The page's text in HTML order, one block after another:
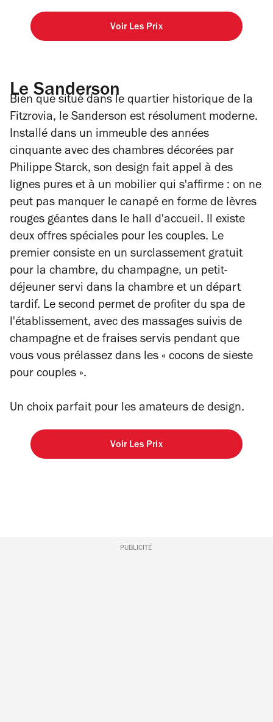
Voir Les Prix
Le Sanderson
Bien que situé dans le quartier historique de la
Fitzrovia, le Sanderson est résolument moderne.
Installé dans un immeuble des années
cinquante avec des chambres décorées par
Philippe Starck, son design fait appel à des
lignes pures et à un mobilier qui s'affirme : on ne
peut pas manquer le canapé en forme de lèvres
rouges géantes dans le hall d'accueil. Il existe
deux offres spéciales pour les couples. Le
premier consiste en un surclassement gratuit
pour la chambre, du champagne, un petit-
déjeuner servi dans la chambre et un départ
tardif. Le second permet de profiter du spa de
l'établissement, avec des massages suivis de
champagne et de fraises servis pendant que
vous vous prélassez dans les « cocons de sieste
pour couples ».
Un choix parfait pour les amateurs de design.
Voir Les Prix
PUBLICITÉ